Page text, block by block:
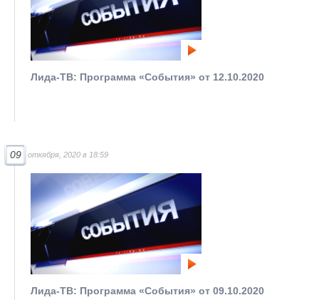
Лида-ТВ: Программа «События» от 12.10.2020
09 откября, 2020 в 18:59
Лида-ТВ: Программа «События» от 09.10.2020